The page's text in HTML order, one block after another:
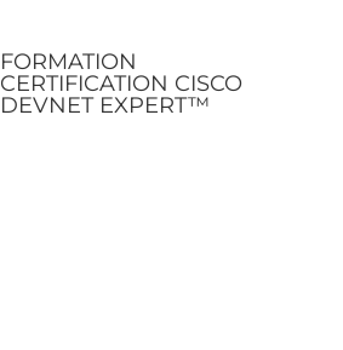
FORMATION
CERTIFICATION CISCO
DEVNET EXPERT™